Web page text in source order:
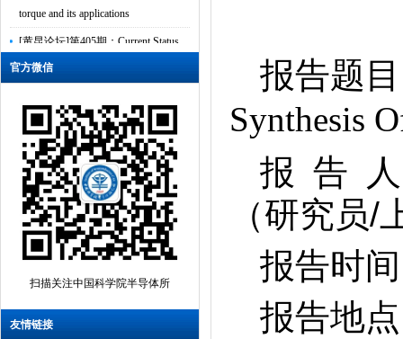
torque and its applications
[黄昆论坛]第405期：Current Status
of Research on Ultrawide Bandgap
[黄昆论坛]第404期：表面电子显微
镜及其在二维材料中的应用
[黄昆论坛]第403期：Ultrafast
intersubband relaxation in III-V
semiconduct...
[黄昆论坛]第402期： CMOS FET n/p
polarity is controlled by DFT Band
Align...
官方微信
扫描关注中国科学院半导体所
友情链接
报告题
Synthesis
报 告
（研究员/
报告时
报告地